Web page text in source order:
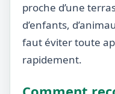
proche d’une
d’enfants,
faut éviter toute
rapidement.